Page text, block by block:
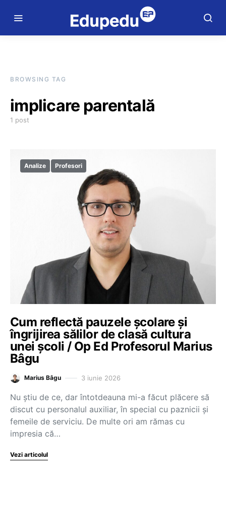
BROWSING TAG
implicare parentală
1 post
Analize Profesori
Cum reflectă pauzele școlare și
îngrijirea sălilor de clasă cultura
unei școli / Op Ed Profesorul Marius
Bâgu
Marius Bâgu 3 iunie 2026
Nu știu de ce, dar întotdeauna mi-a făcut plăcere să
discut cu personalul auxiliar, în special cu paznicii și
femeile de serviciu. De multe ori am rămas cu
impresia că…
Vezi articolul